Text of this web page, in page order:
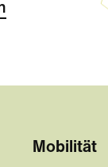
Mobilität